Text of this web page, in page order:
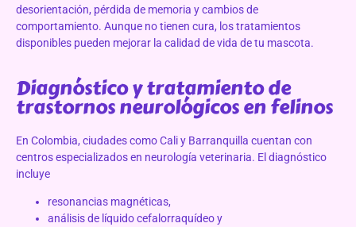
desorientación, pérdida de memoria y cambios de
comportamiento. Aunque no tienen cura, los tratamientos
disponibles pueden mejorar la calidad de vida de tu mascota.
Diagnóstico y tratamiento de
trastornos neurológicos en felinos
En Colombia, ciudades como Cali y Barranquilla cuentan con
centros especializados en neurología veterinaria. El diagnóstico
incluye
resonancias magnéticas,
análisis de líquido cefalorraquídeo y